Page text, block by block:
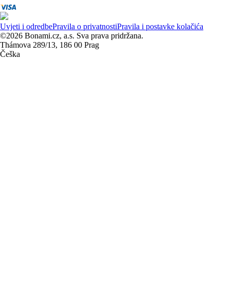
Uvjeti i odredbePravila o privatnostiPravila i postavke kolačića
©2026 Bonami.cz, a.s. Sva prava pridržana.
Thámova 289/13, 186 00 Prag
Češka